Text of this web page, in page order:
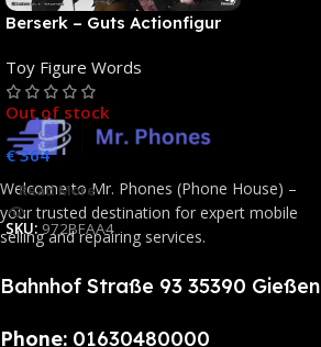
Berserk – Guts Actionfigur
Toy Figure Words
Out of stock
€364
Read More
SKU: 972BFAA4
Welcome to Mr. Phones (Phone House) –
your trusted destination for expert mobile
selling and repairing services.
Bahnhof Straße 93 35390 Gießen
Phone: 01630480000